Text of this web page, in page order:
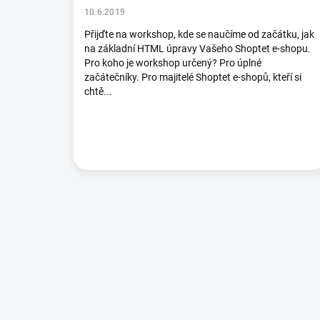
10.6.2019
Přijďte na workshop, kde se naučíme od začátku, jak
na základní HTML úpravy Vašeho Shoptet e-shopu.
Pro koho je workshop určený? Pro úplné
začátečníky. Pro majitelé Shoptet e-shopů, kteří si
chtě...